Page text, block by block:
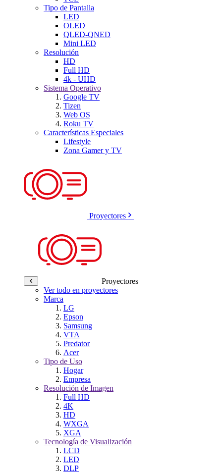
Tipo de Pantalla
LED
OLED
QLED-QNED
Mini LED
Resolución
HD
Full HD
4k - UHD
Sistema Operativo
Google TV
Tizen
Web OS
Roku TV
Características Especiales
Lifestyle
Zona Gamer y TV
Proyectores
Proyectores
Ver todo en proyectores
Marca
LG
Epson
Samsung
VTA
Predator
Acer
Tipo de Uso
Hogar
Empresa
Resolución de Imagen
Full HD
4K
HD
WXGA
XGA
Tecnología de Visualización
LCD
LED
DLP